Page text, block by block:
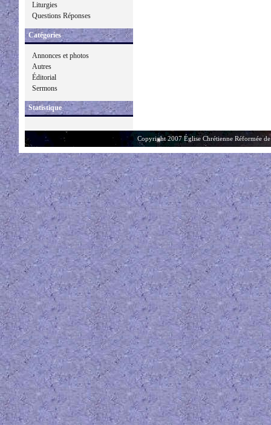
Liturgies
Questions Réponses
Catégories
Annonces et photos
Autres
Éditorial
Sermons
Statistique
Copyright 2007 Église Chrétienne Réformée